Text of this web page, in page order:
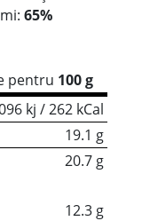
65%
pentru 100 g
kj / 262 kCal
19.1 g
20.7 g
12.3 g